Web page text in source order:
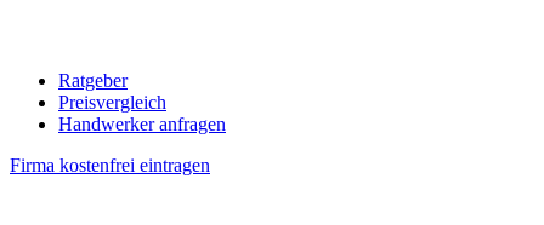
Ratgeber
Preisvergleich
Handwerker anfragen
Firma kostenfrei eintragen